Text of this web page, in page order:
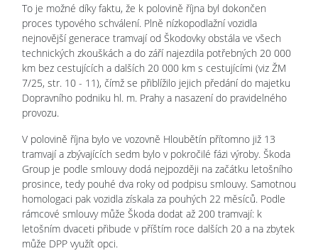
To je možné díky faktu, že k polovině října byl dokončen
proces typového schválení. Plně nízkopodlažní vozidla
nejnovější generace tramvají od Škodovky obstála ve všech
technických zkouškách a do září najezdila potřebných 20 000
km bez cestujících a dalších 20 000 km s cestujícími (viz ŽM
7/25, str. 10 - 11), čímž se přiblížilo jejich předání do majetku
Dopravního podniku hl. m. Prahy a nasazení do pravidelného
provozu.
V polovině října bylo ve vozovně Hloubětín přítomno již 13
tramvají a zbývajících sedm bylo v pokročilé fázi výroby. Škoda
Group je podle smlouvy dodá nejpozději na začátku letošního
prosince, tedy pouhé dva roky od podpisu smlouvy. Samotnou
homologaci pak vozidla získala za pouhých 22 měsíců. Podle
rámcové smlouvy může Škoda dodat až 200 tramvají: k
letošním dvaceti přibude v příštím roce dalších 20 a na zbytek
může DPP využít opci.